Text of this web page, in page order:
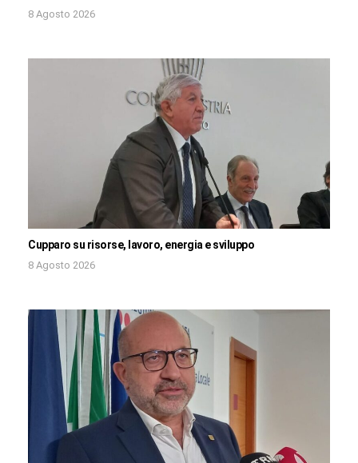
8 Agosto 2026
Cupparo su risorse, lavoro, energia e sviluppo
8 Agosto 2026